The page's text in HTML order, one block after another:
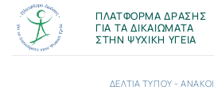
Μετάβαση
στο
περιεχόμενο
ΠΛΑΤΦΟΡΜΑ ΔΡΑΣΗΣ
ΓΙΑ ΤΑ ΔΙΚΑΙΩΜΑΤΑ
ΣΤΗΝ ΨΥΧΙΚΗ ΥΓΕΙΑ
ΔΕΛΤΙΑ ΤΥΠΟΥ -